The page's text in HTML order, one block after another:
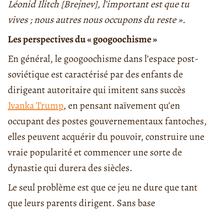
Léonid Ilitch [Brejnev], l’important est que tu
vives ; nous autres nous occupons du reste ».
Les perspectives du « googoochisme »
En général, le googoochisme dans l’espace post-
soviétique est caractérisé par des enfants de
dirigeant autoritaire qui imitent sans succès
Ivanka Trump, en pensant naïvement qu’en
occupant des postes gouvernementaux fantoches,
elles peuvent acquérir du pouvoir, construire une
vraie popularité et commencer une sorte de
dynastie qui durera des siècles.
Le seul problème est que ce jeu ne dure que tant
que leurs parents dirigent. Sans base